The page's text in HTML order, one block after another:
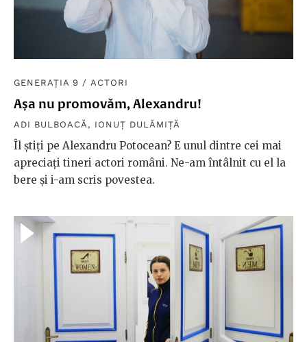
GENERAȚIA 9 / ACTORI
Așa nu promovăm, Alexandru!
ADI BULBOACĂ , IONUȚ DULĂMIȚĂ
Îl știți pe Alexandru Potocean? E unul dintre cei mai
apreciați tineri actori români. Ne-am întâlnit cu el la
bere și i-am scris povestea.